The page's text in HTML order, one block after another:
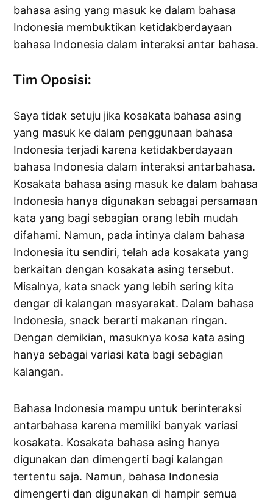
bahasa asing yang masuk ke dalam bahasa
Indonesia membuktikan ketidakberdayaan
bahasa Indonesia dalam interaksi antar bahasa.
Tim Oposisi:
Saya tidak setuju jika kosakata bahasa asing
yang masuk ke dalam penggunaan bahasa
Indonesia terjadi karena ketidakberdayaan
bahasa Indonesia dalam interaksi antarbahasa.
Kosakata bahasa asing masuk ke dalam bahasa
Indonesia hanya digunakan sebagai persamaan
kata yang bagi sebagian orang lebih mudah
difahami. Namun, pada intinya dalam bahasa
Indonesia itu sendiri, telah ada kosakata yang
berkaitan dengan kosakata asing tersebut.
Misalnya, kata snack yang lebih sering kita
dengar di kalangan masyarakat. Dalam bahasa
Indonesia, snack berarti makanan ringan.
Dengan demikian, masuknya kosa kata asing
hanya sebagai variasi kata bagi sebagian
kalangan.
Bahasa Indonesia mampu untuk berinteraksi
antarbahasa karena memiliki banyak variasi
kosakata. Kosakata bahasa asing hanya
digunakan dan dimengerti bagi kalangan
tertentu saja. Namun, bahasa Indonesia
dimengerti dan digunakan di hampir semua